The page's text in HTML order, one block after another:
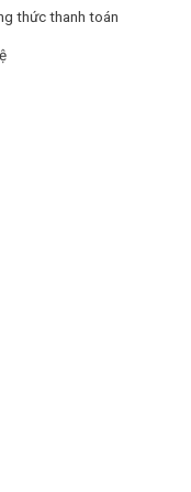
giúp việc di chuyển
thức thanh toán